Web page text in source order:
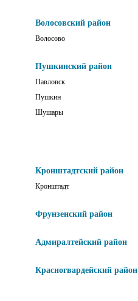
Волосовский район
Волосово
Пушкинский район
Павловск
Пушкин
Шушары
Кронштадтский район
Кронштадт
Фрунзенский район
Адмиралтейский район
Красногвардейский район